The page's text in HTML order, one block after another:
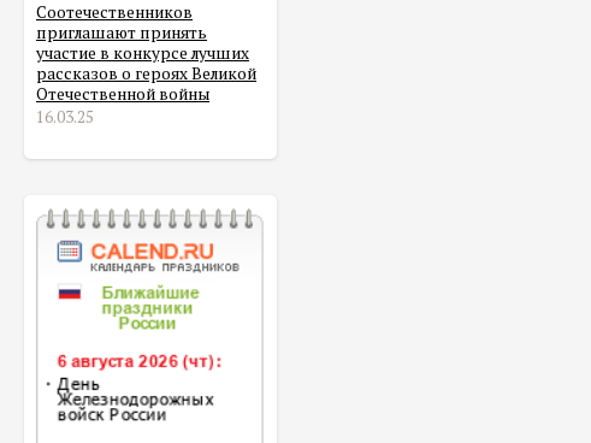
Соотечественников
приглашают принять
участие в конкурсе лучших
рассказов о героях Великой
Отечественной войны
16.03.25